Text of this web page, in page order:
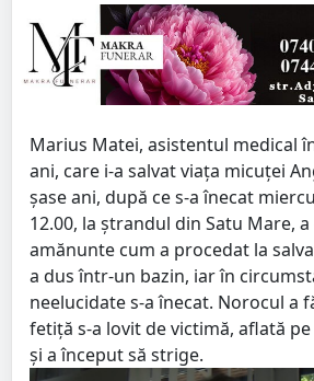
Marius Matei, asistentul medical
ani, care i-a salvat viața micuței
șase ani, după ce s-a înecat
12.00, la ștrandul din Satu Mare,
amănunte cum a procedat la
a dus într-un bazin, iar în
neelucidate s-a înecat. Norocul a
fetiță s-a lovit de victimă, aflată
și a început să strige.